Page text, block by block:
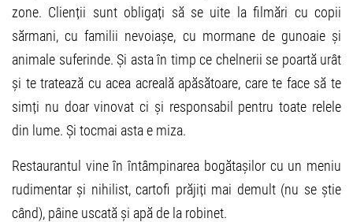
zone. Clienții sunt obligați să se uite la filmări cu copii
sărmani, cu familii nevoiașe, cu mormane de gunoaie și
animale suferinde. Și asta în timp ce chelnerii se poartă urât
și te tratează cu acea acreală apăsătoare, care te face să te
simți nu doar vinovat ci și responsabil pentru toate relele
din lume. Și tocmai asta e miza.
Restaurantul vine în întâmpinarea bogătașilor cu un meniu
rudimentar și nihilist, cartofi prăjiți mai demult (nu se știe
când), pâine uscată și apă de la robinet.